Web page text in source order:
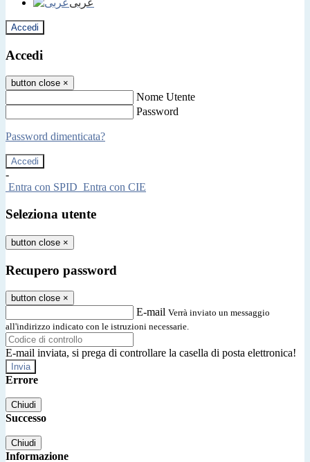
عربى
Accedi
Accedi
button close ×
Nome Utente
Password
Password dimenticata?
-
Entra con SPID Entra con CIE
Seleziona utente
button close ×
Recupero password
button close ×
E-mail Verrà inviato un messaggio
all'indirizzo indicato con le istruzioni necessarie.
E-mail inviata, si prega di controllare la casella di posta elettronica!
Errore
Chiudi
Successo
Chiudi
Informazione